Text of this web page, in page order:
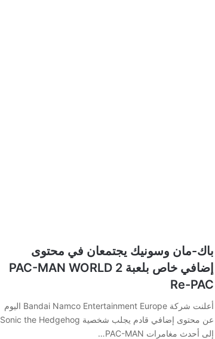
باك-مان وسونيك يجتمعان في محتوى
إضافي خاص بلعبة PAC-MAN WORLD 2
Re-PAC
أعلنت شركة Bandai Namco Entertainment Europe اليوم
عن محتوى إضافي قادم يجلب شخصية Sonic the Hedgehog
إلى أحدث مغامرات PAC-MAN…